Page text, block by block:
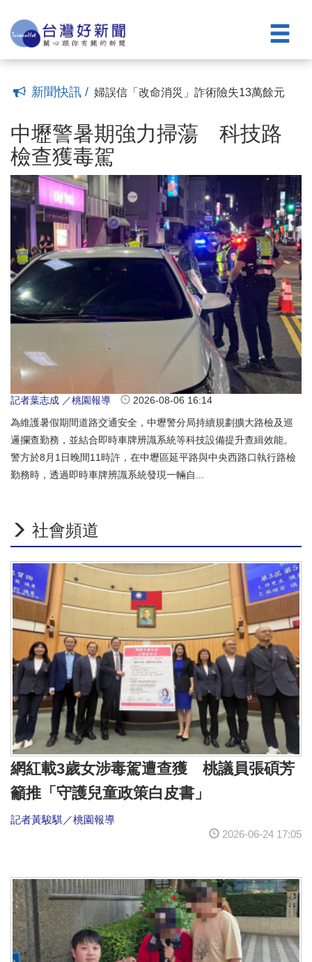
新聞快訊 /
援 (14:56)
中壢警推「反詐夾娃娃機競賽」 夾出好
運更夾牢防詐觀念
迷途老翁獨坐隧道路旁 實習警暖助安全
返家(23:42)
失智老翁迷途騎車遊蕩數小時 警民合作
平警貼心護送返家 (12:51)
婦誤信「改命消災」詐術險失13萬餘元
(16:14)
遏止新興毒品氾濫 竹縣警與新竹地檢署
聯合掃蕩(11:03)
8旬翁迷途記不得家 警靠「Siri」聯繫家
屬(13:04)
修繕漏水老屋 失明獨居長者圓夢擁有安
心的家
(20:39)
旅行首日驚丟手機 警靠「這功能」神救
援 (14:56)
中壢警推「反詐夾娃娃機競賽」 夾出好
運更夾牢防詐觀念 (19:04)
迷途老翁獨坐隧道路旁 實習警暖助安全
返家 (23:42)
失智老翁迷途騎車遊蕩數小時 警民合作
協助平安返家(21:49)
酷暑悶熱！老翁半夜外出納涼釀驚魂 太
平警貼心護送返家(12:51)
婦誤信「改命消災」詐術險失13萬餘元
警成功攔阻保住積蓄(15:17)
中壢警暑期強力掃蕩 科技路
檢查獲毒駕
記者葉志成 ／桃園報導
2026-08-06 16:14
為維護暑假期間道路交通安全，中壢警分局持續規劃擴大路檢及巡
邏攔查勤務，並結合即時車牌辨識系統等科技設備提升查緝效能。
警方於8月1日晚間11時許，在中壢區延平路與中央西路口執行路檢
勤務時，透過即時車牌辨識系統發現一輛自...
社會頻道
網紅載3歲女涉毒駕遭查獲 桃議員張碩芳
籲推「守護兒童政策白皮書」
記者黃駿騏／桃園報導
2026-06-24 17:05